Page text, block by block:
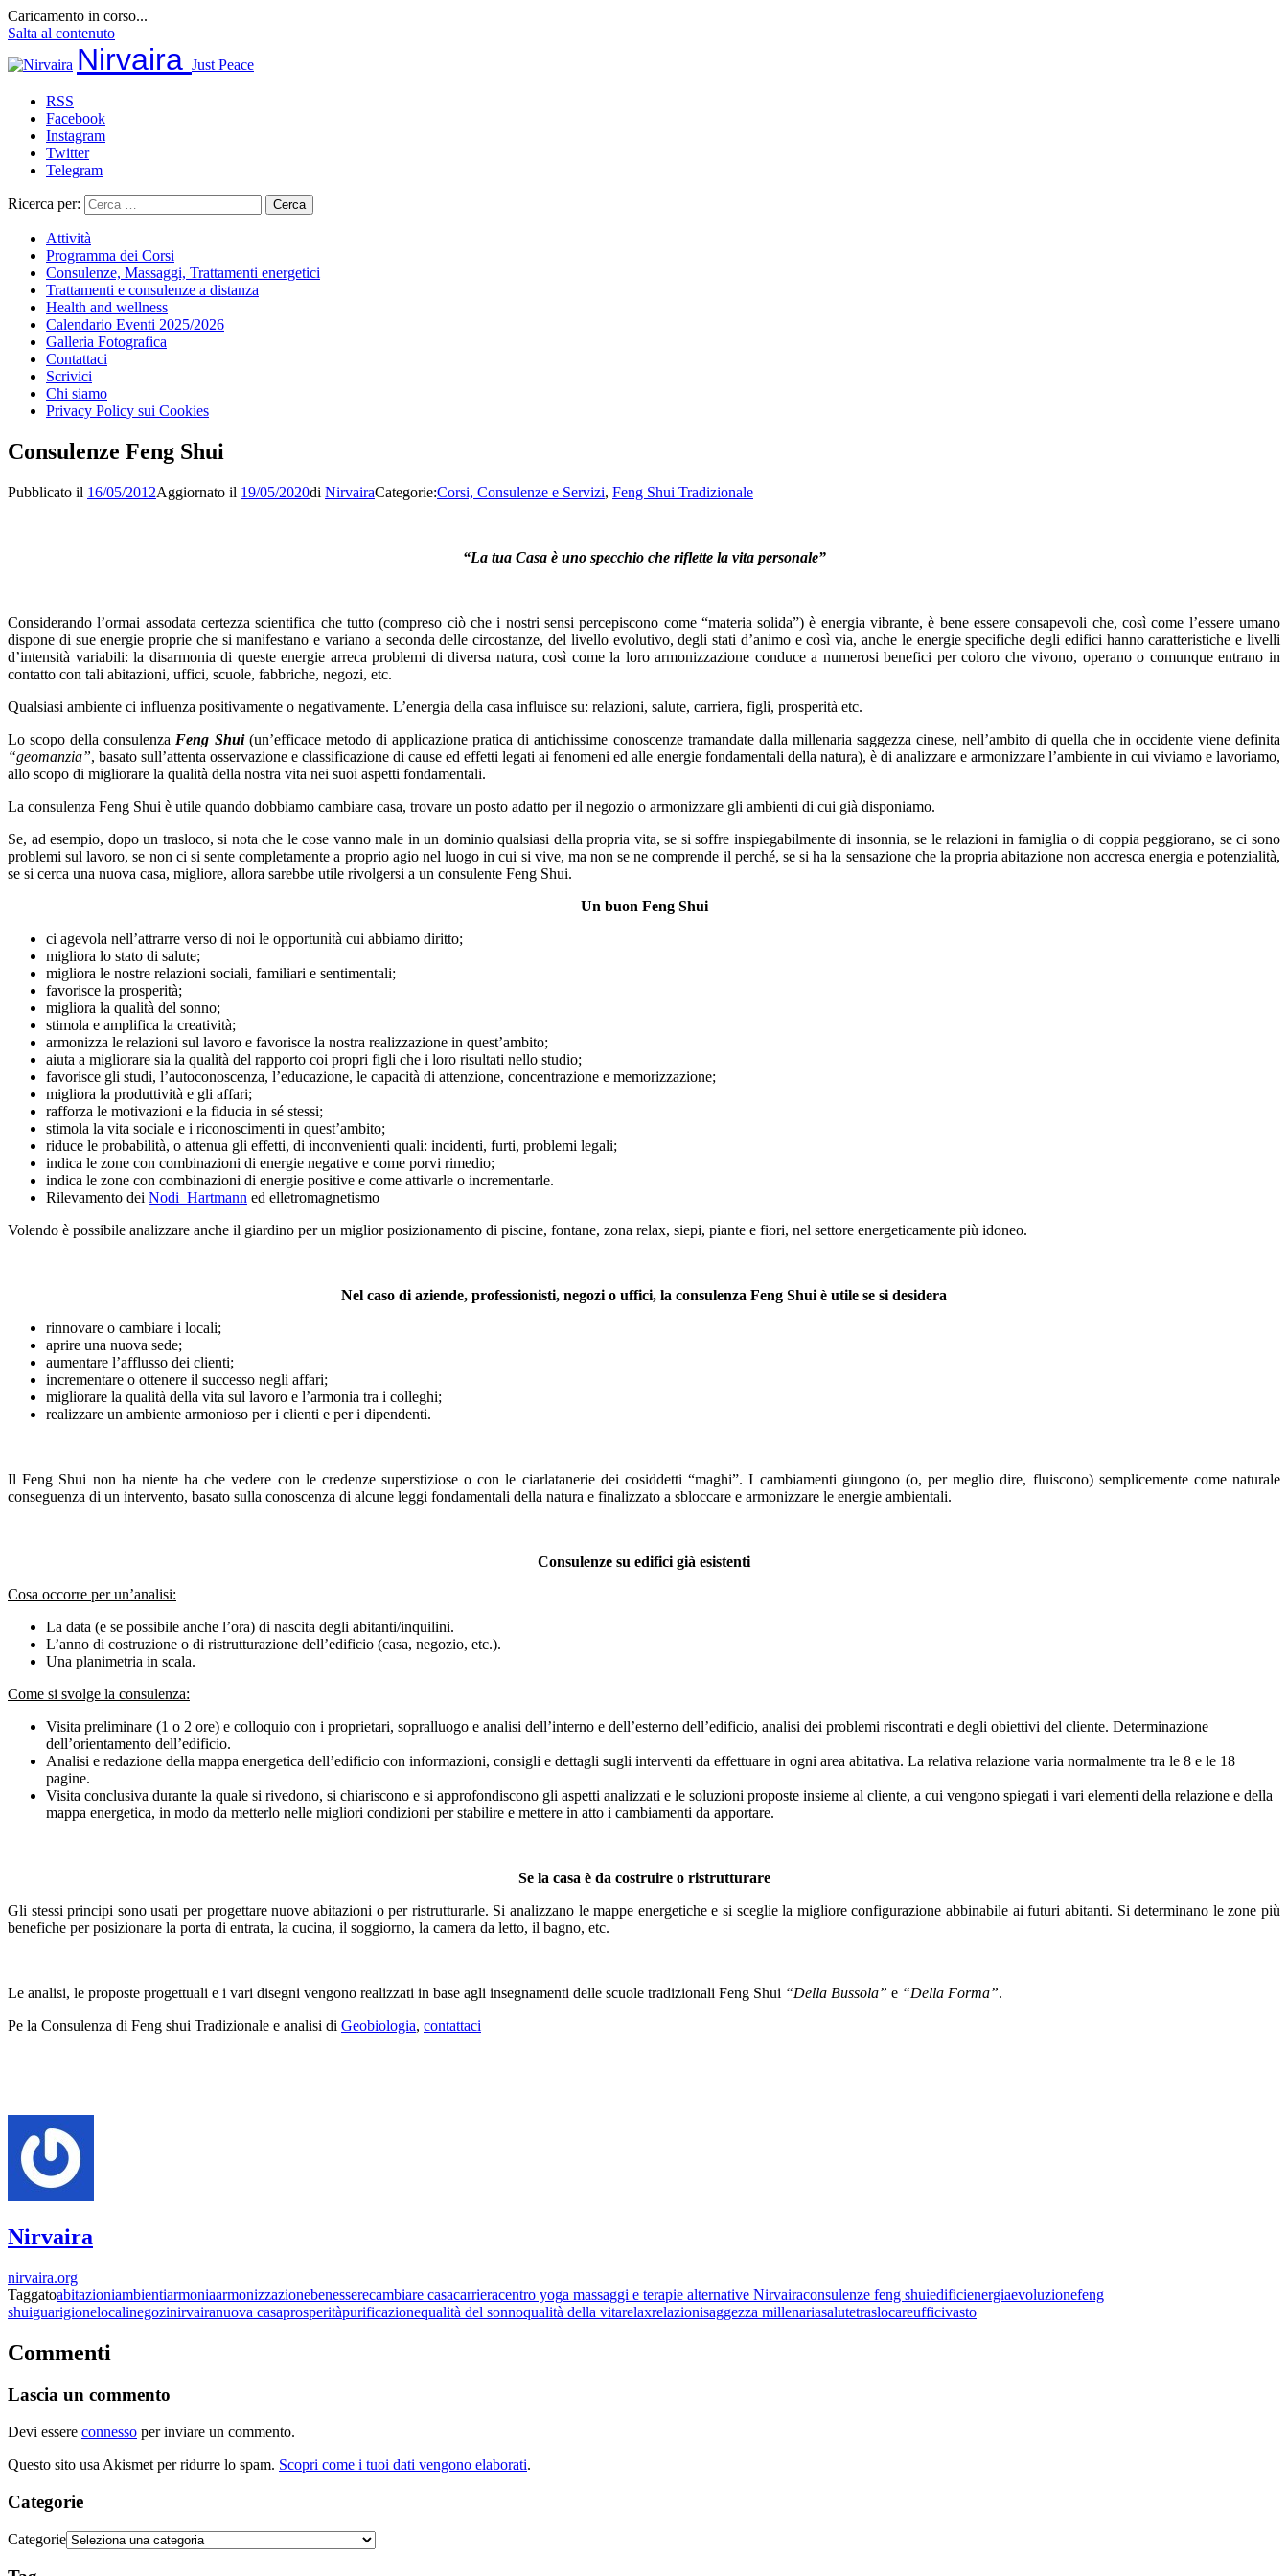
Caricamento in corso...
Salta al contenuto
Nirvaira Just Peace
RSS
Facebook
Instagram
Twitter
Telegram
Ricerca per:
Attività
Programma dei Corsi
Consulenze, Massaggi, Trattamenti energetici
Trattamenti e consulenze a distanza
Health and wellness
Calendario Eventi 2025/2026
Galleria Fotografica
Contattaci
Scrivici
Chi siamo
Privacy Policy sui Cookies
Consulenze Feng Shui
Pubblicato il 16/05/2012Aggiornato il 19/05/2020di NirvairaCategorie:Corsi, Consulenze e Servizi, Feng Shui Tradizionale
“La tua Casa è uno specchio che riflette la vita personale”
Considerando l’ormai assodata certezza scientifica che tutto (compreso ciò che i nostri sensi percepiscono come “materia solida”) è energia vibrante, è bene essere consapevoli che, così come l’essere umano
dispone di sue energie proprie che si manifestano e variano a seconda delle circostanze, del livello evolutivo, degli stati d’animo e così via, anche le energie specifiche degli edifici hanno caratteristiche e livelli
d’intensità variabili: la disarmonia di queste energie arreca problemi di diversa natura, così come la loro armonizzazione conduce a numerosi benefici per coloro che vivono, operano o comunque entrano in
contatto con tali abitazioni, uffici, scuole, fabbriche, negozi, etc.
Qualsiasi ambiente ci influenza positivamente o negativamente. L’energia della casa influisce su: relazioni, salute, carriera, figli, prosperità etc.
Lo scopo della consulenza Feng Shui(un’efficace metodo di applicazione pratica di antichissime conoscenze tramandate dalla millenaria saggezza cinese, nell’ambito di quella che in occidente viene definita
“geomanzia”, basato sull’attenta osservazione e classificazione di cause ed effetti legati ai fenomeni ed alle energie fondamentali della natura), è di analizzare e armonizzare l’ambiente in cui viviamo e lavoriamo,
allo scopo di migliorare la qualità della nostra vita nei suoi aspetti fondamentali.
La consulenza Feng Shui è utile quando dobbiamo cambiare casa, trovare un posto adatto per il negozio o armonizzare gli ambienti di cui già disponiamo.
Se, ad esempio, dopo un trasloco, si nota che le cose vanno male in un dominio qualsiasi della propria vita, se si soffre inspiegabilmente di insonnia, se le relazioni in famiglia o di coppia peggiorano, se ci sono
problemi sul lavoro, se non ci si sente completamente a proprio agio nel luogo in cui si vive, ma non se ne comprende il perché, se si ha la sensazione che la propria abitazione non accresca energia e potenzialità,
se si cerca una nuova casa, migliore, allora sarebbe utile rivolgersi a un consulente Feng Shui.
Un buon Feng Shui
ci agevola nell’attrarre verso di noi le opportunità cui abbiamo diritto;
migliora lo stato di salute;
migliora le nostre relazioni sociali, familiari e sentimentali;
favorisce la prosperità;
migliora la qualità del sonno;
stimola e amplifica la creatività;
armonizza le relazioni sul lavoro e favorisce la nostra realizzazione in quest’ambito;
aiuta a migliorare sia la qualità del rapporto coi propri figli che i loro risultati nello studio;
favorisce gli studi, l’autoconoscenza, l’educazione, le capacità di attenzione, concentrazione e memorizzazione;
migliora la produttività e gli affari;
rafforza le motivazioni e la fiducia in sé stessi;
stimola la vita sociale e i riconoscimenti in quest’ambito;
riduce le probabilità, o attenua gli effetti, di inconvenienti quali: incidenti, furti, problemi legali;
indica le zone con combinazioni di energie negative e come porvi rimedio;
indica le zone con combinazioni di energie positive e come attivarle o incrementarle.
Rilevamento dei Nodi Hartmann ed elletromagnetismo
Volendo è possibile analizzare anche il giardino per un miglior posizionamento di piscine, fontane, zona relax, siepi, piante e fiori, nel settore energeticamente più idoneo.
Nel caso di aziende, professionisti, negozi o uffici, la consulenza Feng Shui è utile se si desidera
rinnovare o cambiare i locali;
aprire una nuova sede;
aumentare l’afflusso dei clienti;
incrementare o ottenere il successo negli affari;
migliorare la qualità della vita sul lavoro e l’armonia tra i colleghi;
realizzare un ambiente armonioso per i clienti e per i dipendenti.
Il Feng Shui non ha niente ha che vedere con le credenze superstiziose o con le ciarlatanerie dei cosiddetti “maghi”. I cambiamenti giungono (o, per meglio dire, fluiscono) semplicemente come naturale
conseguenza di un intervento, basato sulla conoscenza di alcune leggi fondamentali della natura e finalizzato a sbloccare e armonizzare le energie ambientali.
Consulenze su edifici già esistenti
Cosa occorre per un’analisi:
La data (e se possibile anche l’ora) di nascita degli abitanti/inquilini.
L’anno di costruzione o di ristrutturazione dell’edificio (casa, negozio, etc.).
Una planimetria in scala.
Come si svolge la consulenza:
Visita preliminare (1 o 2 ore) e colloquio con i proprietari, sopralluogo e analisi dell’interno e dell’esterno dell’edificio, analisi dei problemi riscontrati e degli obiettivi del cliente. Determinazione
dell’orientamento dell’edificio.
Analisi e redazione della mappa energetica dell’edificio con informazioni, consigli e dettagli sugli interventi da effettuare in ogni area abitativa. La relativa relazione varia normalmente tra le 8 e le 18
pagine.
Visita conclusiva durante la quale si rivedono, si chiariscono e si approfondiscono gli aspetti analizzati e le soluzioni proposte insieme al cliente, a cui vengono spiegati i vari elementi della relazione e della
mappa energetica, in modo da metterlo nelle migliori condizioni per stabilire e mettere in atto i cambiamenti da apportare.
Se la casa è da costruire o ristrutturare
Gli stessi principi sono usati per progettare nuove abitazioni o per ristrutturarle. Si analizzano le mappe energetiche e si sceglie la migliore configurazione abbinabile ai futuri abitanti. Si determinano le zone più
benefiche per posizionare la porta di entrata, la cucina, il soggiorno, la camera da letto, il bagno, etc.
Le analisi, le proposte progettuali e i vari disegni vengono realizzati in base agli insegnamenti delle scuole tradizionali Feng Shui “Della Bussola” e “Della Forma”.
Pe la Consulenza di Feng shui Tradizionale e analisi di Geobiologia, contattaci
Nirvaira
nirvaira.org
Taggatoabitazioniambientiarmoniaarmonizzazionebenesserecambiare casacarrieracentro yoga massaggi e terapie alternative Nirvairaconsulenze feng shuiedificienergiaevoluzionefeng
shuiguarigionelocalinegozinirvairanuova casaprosperitàpurificazionequalità del sonnoqualità della vitarelaxrelazionisaggezza millenariasalutetraslocareufficivasto
Commenti
Lascia un commento
Devi essere connesso per inviare un commento.
Questo sito usa Akismet per ridurre lo spam. Scopri come i tuoi dati vengono elaborati.
Categorie
Categorie